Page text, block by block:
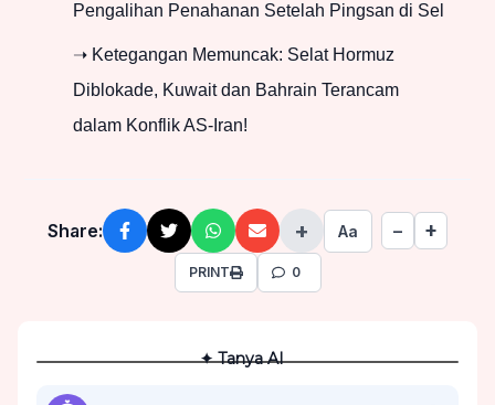
Pengalihan Penahanan Setelah Pingsan di Sel
➝ Ketegangan Memuncak: Selat Hormuz
Diblokade, Kuwait dan Bahrain Terancam
dalam Konflik AS-Iran!
Share: + Aa − +
PRINT 0
✦ Tanya AI